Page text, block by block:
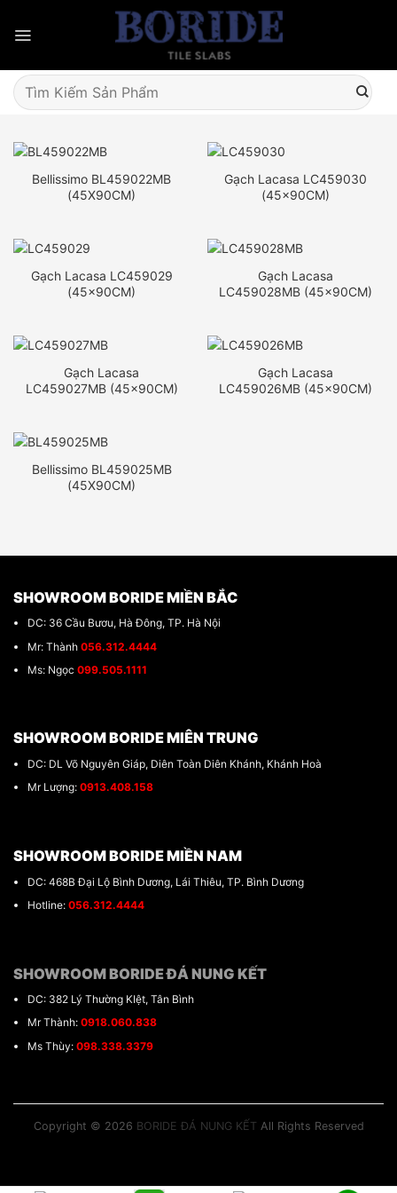
Tìm
kiếm:
Bellissimo BL459022MB
(45X90CM)
Gạch Lacasa LC459030
(45x90CM)
Gạch Lacasa LC459029
(45x90CM)
Gạch Lacasa
LC459028MB (45x90CM)
Gạch Lacasa
LC459027MB (45x90CM)
Gạch Lacasa
LC459026MB (45x90CM)
Bellissimo BL459025MB
(45X90CM)
SHOWROOM BORIDE MIỀN BẮC
DC: 36 Cầu Bươu, Hà Đông, TP. Hà Nội
Mr: Thành 056.312.4444
Ms: Ngọc 099.505.1111
SHOWROOM BORIDE MIÊN TRUNG
DC: DL Võ Nguyên Giáp, Diên Toàn Diên Khánh, Khánh Hoà
Mr Lượng: 0913.408.158
SHOWROOM BORIDE MIỀN NAM
DC: 468B Đại Lộ Bình Dương, Lái Thiêu, TP. Bình Dương
Hotline: 056.312.4444
SHOWROOM BORIDE ĐÁ NUNG KẾT
DC: 382 Lý Thường KIệt, Tân Bình
Mr Thành: 0918.060.838
Ms Thùy: 098.338.3379
Copyright © 2026 BORIDE ĐÁ NUNG KẾT All Rights Reserved